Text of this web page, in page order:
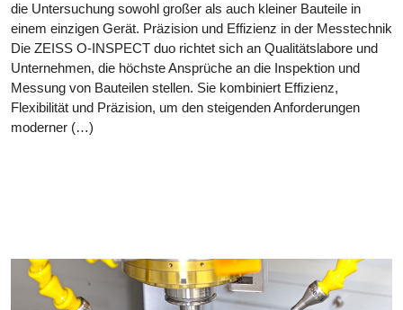
die Untersuchung sowohl großer als auch kleiner Bauteile in
einem einzigen Gerät. Präzision und Effizienz in der Messtechnik
Die ZEISS O-INSPECT duo richtet sich an Qualitätslabore und
Unternehmen, die höchste Ansprüche an die Inspektion und
Messung von Bauteilen stellen. Sie kombiniert Effizienz,
Flexibilität und Präzision, um den steigenden Anforderungen
moderner (…)